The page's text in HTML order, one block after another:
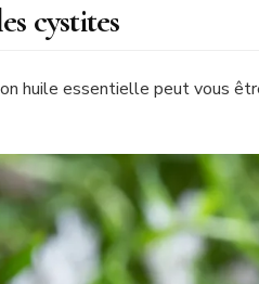
cystites
huile essentielle peut vous